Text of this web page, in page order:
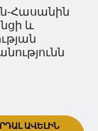
կարա-
են
սակայն
է